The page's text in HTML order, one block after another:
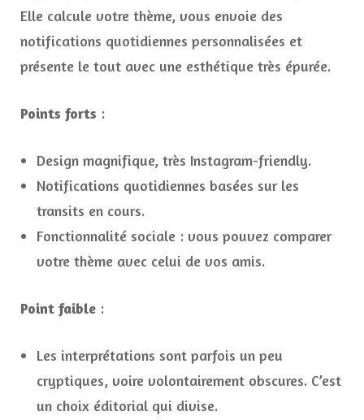
Elle calcule votre thème, vous envoie des
notifications quotidiennes personnalisées et
présente le tout avec une esthétique très épurée.
Points forts :
Design magnifique, très Instagram-friendly.
Notifications quotidiennes basées sur les
transits en cours.
Fonctionnalité sociale : vous pouvez comparer
votre thème avec celui de vos amis.
Point faible :
Les interprétations sont parfois un peu
cryptiques, voire volontairement obscures. C’est
un choix éditorial qui divise.